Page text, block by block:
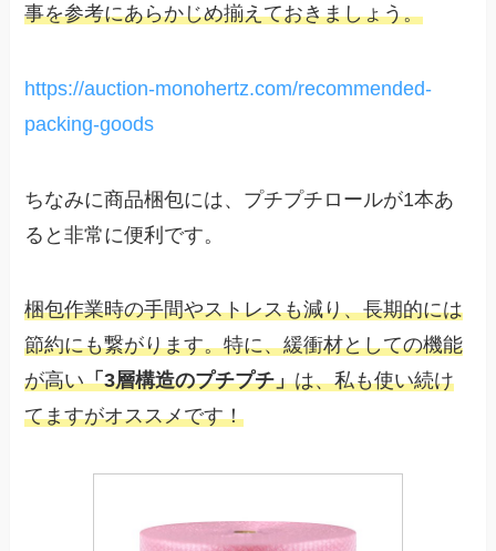
事を参考にあらかじめ揃えておきましょう。
https://auction-monohertz.com/recommended-
packing-goods
ちなみに商品梱包には、プチプチロールが1本あ
ると非常に便利です。
梱包作業時の手間やストレスも減り、長期的には
節約にも繋がります。特に、緩衝材としての機能
が高い「3層構造のプチプチ」は、私も使い続け
てますがオススメです！